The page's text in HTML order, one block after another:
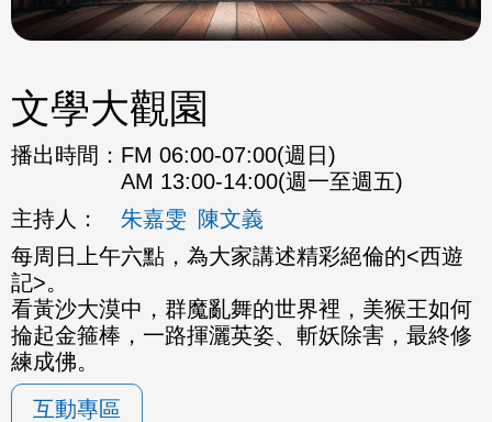
文學大觀園
播出時間： FM 06:00-07:00(週日)
AM 13:00-14:00(週一至週五)
主持人：
朱嘉雯 陳文義
每周日上午六點，為大家講述精彩絕倫的<西遊
記>。
看黃沙大漠中，群魔亂舞的世界裡，美猴王如何
掄起金箍棒，一路揮灑英姿、斬妖除害，最終修
練成佛。
互動專區